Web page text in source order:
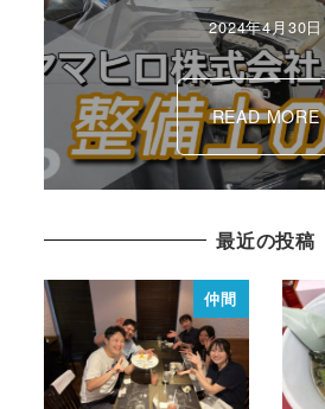
2024年4月30日
READ MORE
最近の投稿
仲間